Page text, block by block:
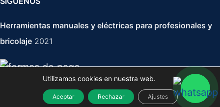
Herramientas manuales y eléctricas para profesionales y
bricolaje 2021
Utilizamos cookies en nuestra web.
Aceptar Rechazar Ajustes